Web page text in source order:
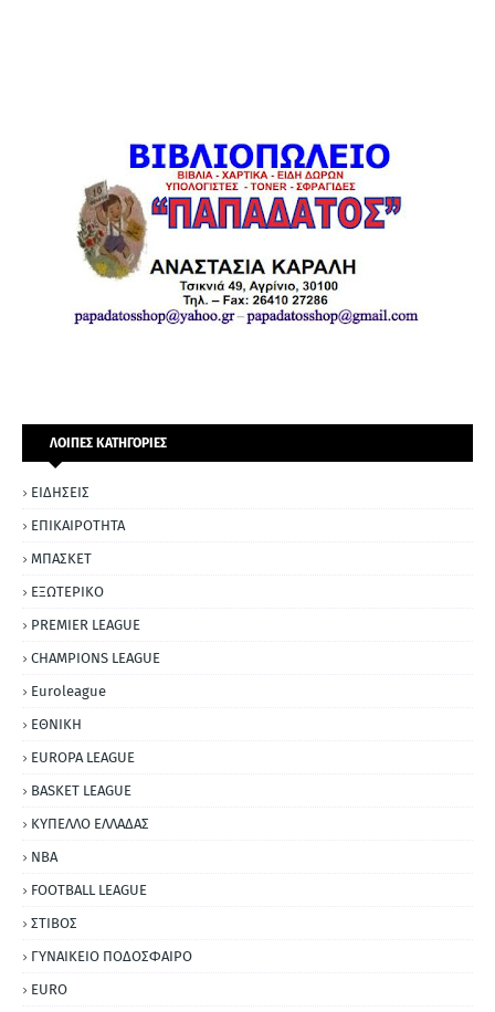
ΛΟΙΠΕΣ ΚΑΤΗΓΟΡΙΕΣ
ΕΙΔΗΣΕΙΣ
ΕΠΙΚΑΙΡΟΤΗΤΑ
ΜΠΑΣΚΕΤ
ΕΞΩΤΕΡΙΚΟ
PREMIER LEAGUE
CHAMPIONS LEAGUE
Euroleague
ΕΘΝΙΚΗ
EUROPA LEAGUE
BASKET LEAGUE
ΚΥΠΕΛΛΟ ΕΛΛΑΔΑΣ
NBA
FOOTBALL LEAGUE
ΣΤΙΒΟΣ
ΓΥΝΑΙΚΕΙΟ ΠΟΔΟΣΦΑΙΡΟ
EURO